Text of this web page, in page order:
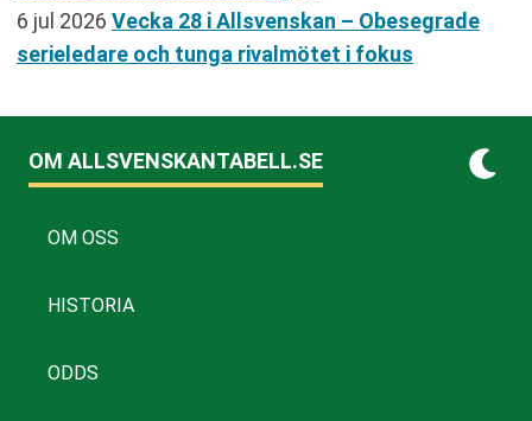
6 jul 2026 Vecka 28 i Allsvenskan – Obesegrade
serieledare och tunga rivalmötet i fokus
OM ALLSVENSKANTABELL.SE
OM OSS
HISTORIA
ODDS